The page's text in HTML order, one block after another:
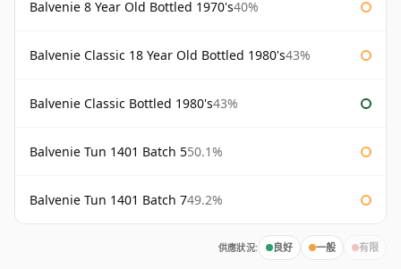
Balvenie 8 Year Old Bottled 1970's40%
Balvenie Classic 18 Year Old Bottled 1980's43%
Balvenie Classic Bottled 1980's43%
Balvenie Tun 1401 Batch 550.1%
Balvenie Tun 1401 Batch 749.2%
供應狀況: 良好 一般 有限